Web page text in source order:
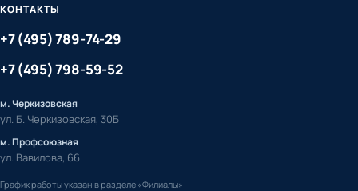
КОНТАКТЫ
+7 (495) 789-74-29
+7 (495) 798-59-52
м. Черкизовская
ул. Б. Черкизовская, 30Б
м. Профсоюзная
ул. Вавилова, 66
График работы указан в разделе «Филиалы»